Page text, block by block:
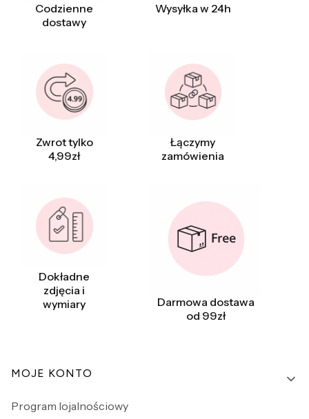
Codzienne
dostawy
Wysyłka w 24h
Zwrot tylko
4,99zł
Łączymy
zamówienia
Dokładne
zdjęcia i
wymiary
Darmowa dostawa
od 99zł
Linki w stopce
MOJE KONTO
Program lojalnościowy